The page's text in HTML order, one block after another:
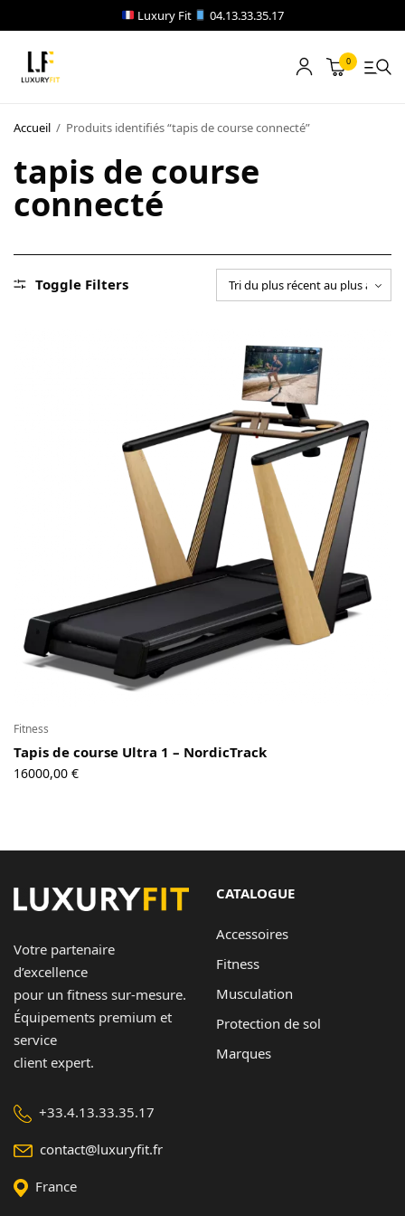
Luxury Fit 04.13.33.35.17
0
Accueil / Produits identifiés “tapis de course connecté”
tapis de course
connecté
Toggle Filters
Fitness
Tapis de course Ultra 1 – NordicTrack
16000,00 €
Votre partenaire
d’excellence
pour un fitness sur-mesure.
Équipements premium et
service
client expert.
+33.4.13.33.35.17
contact@luxuryfit.fr
France
CATALOGUE
Accessoires
Fitness
Musculation
Protection de sol
Marques
LOCATION
NOTRE CATALOGUE
BLOG
CONTACT
Copyright © 2024 Luxury Fit. All rights reserved.